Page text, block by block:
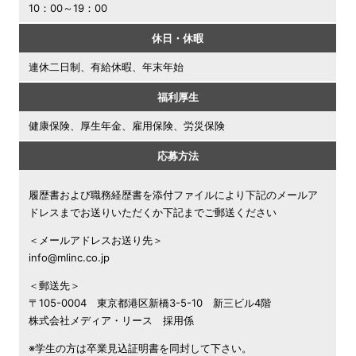
10：00～19：00
休日・休暇
連休二日制、有給休暇、年末年始
福利厚生
健康保険、厚生年金、雇用保険、労災保険
応募方法
履歴書および職務経歴書を添付ファイルにより下記のメールア
ドレスまでお送りいただくか下記までご郵送ください
＜メールアドレスお送り先＞
info@mlinc.co.jp
＜郵送先＞
〒105-0004 東京都港区新橋3-5-10 新三ビル4階
株式会社メディア・リース 採用係
※学生の方は卒業見込証明書を同封して下さい。